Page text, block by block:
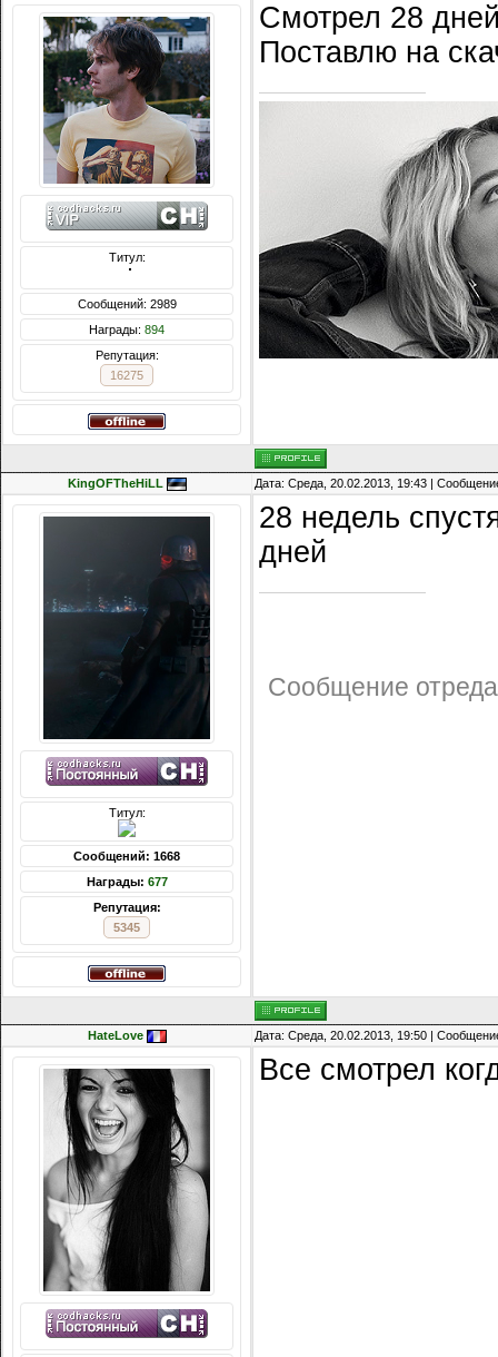
Титул:
  ̍̍̍̍̍̍̍̍̍̍̍̍̍̍̍̍̍̍̍̍̍̍̍̍̍̍̍̍̍̍̍̍̍̍̍̍̍̍̍̍̍̍̍̍̍̍
Сообщений: 2989
Награды: 894
Репутация:
16275
Смотрел 28
Поставлю на
KingOFTheHiLL Дата: Среда, 20.02.2013, 19:43 |
Титул:
Сообщений: 1668
Награды: 677
Репутация:
5345
28 недель
дней
Сообщение
HateLove Дата: Среда, 20.02.2013, 19:50 |
Все смотрел